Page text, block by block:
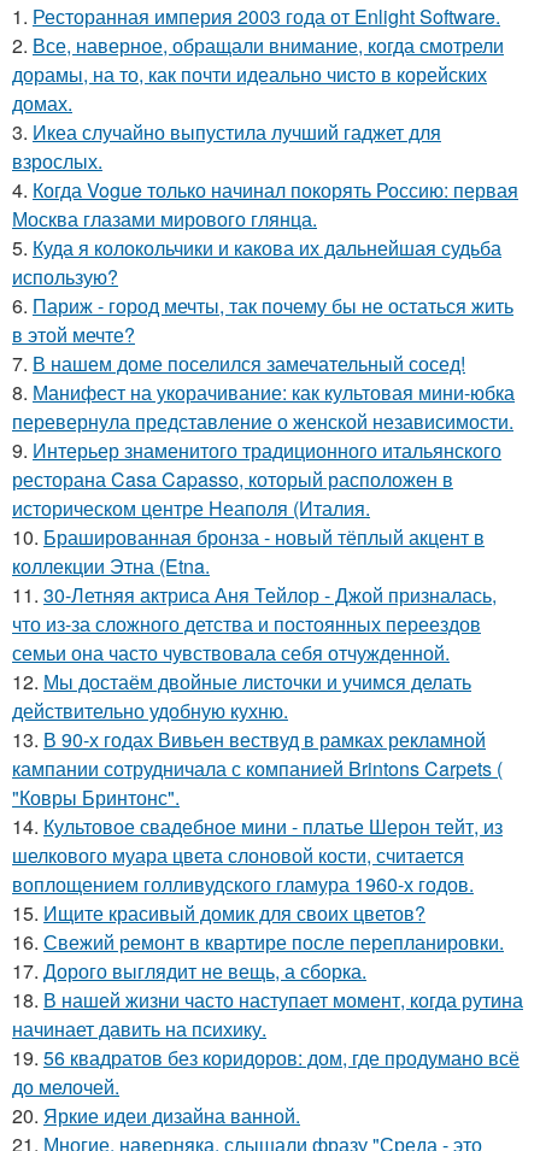
1. Ресторанная империя 2003 года от Enlight Software.
2. Все, наверное, обращали внимание, когда смотрели
дорамы, на то, как почти идеально чисто в корейских
домах.
3. Икеа случайно выпустила лучший гаджет для
взрослых.
4. Когда Vogue только начинал покорять Россию: первая
Москва глазами мирового глянца.
5. Куда я колокольчики и какова их дальнейшая судьба
использую?
6. Париж - город мечты, так почему бы не остаться жить
в этой мечте?
7. В нашем доме поселился замечательный сосед!
8. Манифест на укорачивание: как культовая мини-юбка
перевернула представление о женской независимости.
9. Интерьер знаменитого традиционного итальянского
ресторана Casa Capasso, который расположен в
историческом центре Неаполя (Италия.
10. Брашированная бронза - новый тёплый акцент в
коллекции Этна (Etna.
11. 30-Летняя актриса Аня Тейлор - Джой призналась,
что из-за сложного детства и постоянных переездов
семьи она часто чувствовала себя отчужденной.
12. Мы достаём двойные листочки и учимся делать
действительно удобную кухню.
13. В 90-х годах Вивьен вествуд в рамках рекламной
кампании сотрудничала с компанией Brintons Carpets (
"Ковры Бринтонс".
14. Культовое свадебное мини - платье Шерон тейт, из
шелкового муара цвета слоновой кости, считается
воплощением голливудского гламура 1960-х годов.
15. Ищите красивый домик для своих цветов?
16. Свежий ремонт в квартире после перепланировки.
17. Дорого выглядит не вещь, а сборка.
18. В нашей жизни часто наступает момент, когда рутина
начинает давить на психику.
19. 56 квадратов без коридоров: дом, где продумано всё
до мелочей.
20. Яркие идеи дизайна ванной.
21. Многие, наверняка, слышали фразу "Среда - это